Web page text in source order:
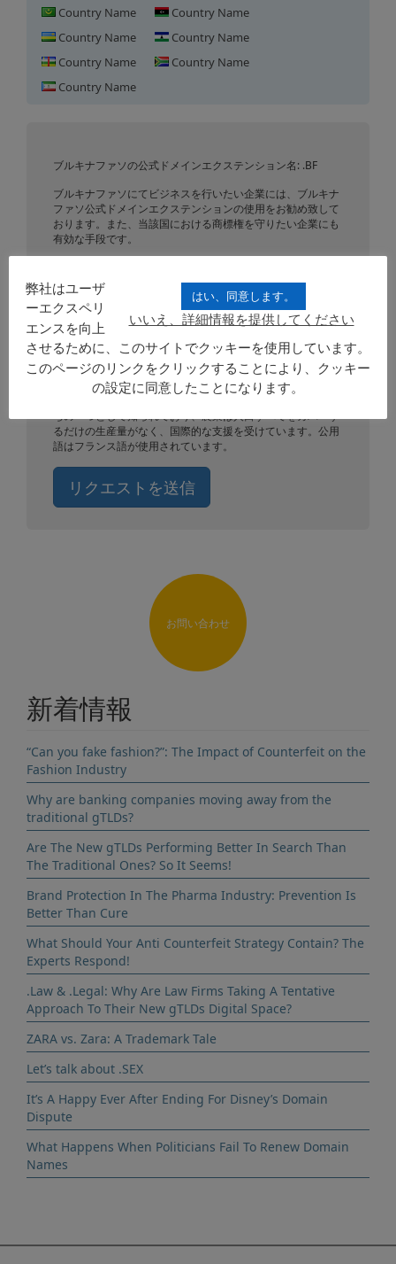
Country Name
Country Name
Country Name
Country Name
Country Name
Country Name
Country Name
ブルキナファソにおけるドメイ
ン登録
ブルキナファソの公式ドメインエクステンション名: .BF
ブルキナファソにてビジネスを行いたい企業には、ブルキナ
ファソ公式ドメインエクステンションの使用をお勧め致して
おります。また、当該国における商標権を守りたい企業にも
有効な手段です。
す。北にマリ、東にニジェール、南東にベナン、トーゴ、南
にガーナ、南西にコートジボワールと国境を接する内陸国で
す。首都はワガドゥグーにあり、1960年にオートボルタ共和
国としてフランスから独立しました。ブルキナファソは13地
方、351郡に分割されています。公用通貨はCFAフランが使
用されています。
国土は274,200 km²あり、人口は16,468,714人です。ヴォル
ちの一つとして知られており、農業は人口すべてをカバーす
るだけの生産量がなく、国際的な支援を受けています。公用
語はフランス語が使用されています。
リクエストを送信
お問い合わせ
新着情報
“Can you fake fashion?”: The Impact of Counterfeit on the
Fashion Industry
Why are banking companies moving away from the
traditional gTLDs?
Are The New gTLDs Performing Better In Search Than
The Traditional Ones? So It Seems!
Brand Protection In The Pharma Industry: Prevention Is
Better Than Cure
What Should Your Anti Counterfeit Strategy Contain? The
Experts Respond!
.Law & .Legal: Why Are Law Firms Taking A Tentative
Approach To Their New gTLDs Digital Space?
ZARA vs. Zara: A Trademark Tale
Let’s talk about .SEX
It’s A Happy Ever After Ending For Disney’s Domain
Dispute
What Happens When Politicians Fail To Renew Domain
Names
はい、同意します。
いいえ、詳細情報を提供してください
弊社はユーザ
ーエクスペリ
エンスを向上
させるために、このサイトでクッキーを使用しています。
このページのリンクをクリックすることにより、クッキー
の設定に同意したことになります。